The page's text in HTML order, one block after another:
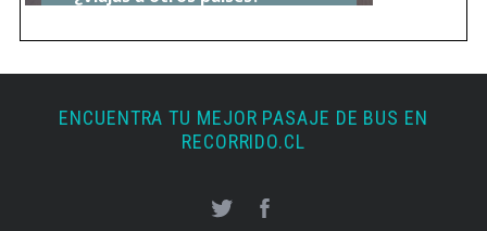
ENCUENTRA TU MEJOR PASAJE DE BUS EN
RECORRIDO.CL